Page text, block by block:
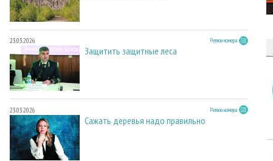
23.03.2026 Регион номера
Защитить защитные леса
23.03.2026 Регион номера
Сажать деревья надо правильно